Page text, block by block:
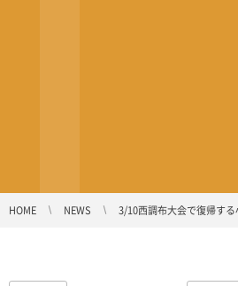
HOME NEWS 3/10西調布大会で復帰す